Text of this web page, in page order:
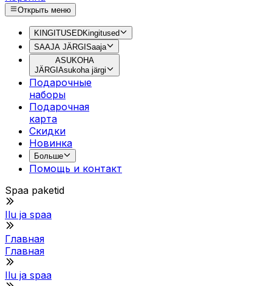
Открыть меню
KINGITUSEDKingitused
SAAJA JÄRGISaaja
ASUKOHA
JÄRGI Asukoha järgi
Подарочные
наборы
Подарочная
картa
Скидки
Новинка
Больше
Помощь и контакт
Spaa paketid
Ilu ja spaa
Главная
Главная
Ilu ja spaa